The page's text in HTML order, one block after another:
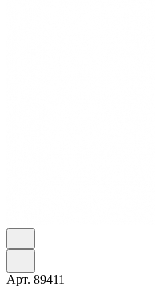
Арт. 89411